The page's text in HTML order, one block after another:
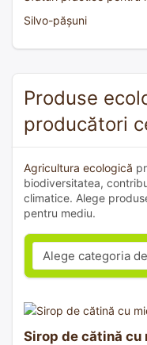
Silvo-pășuni
Produse
producători
Agricultura ecologică
biodiversitatea,
climatice. Alege
pentru mediu.
Sirop de cătină cu